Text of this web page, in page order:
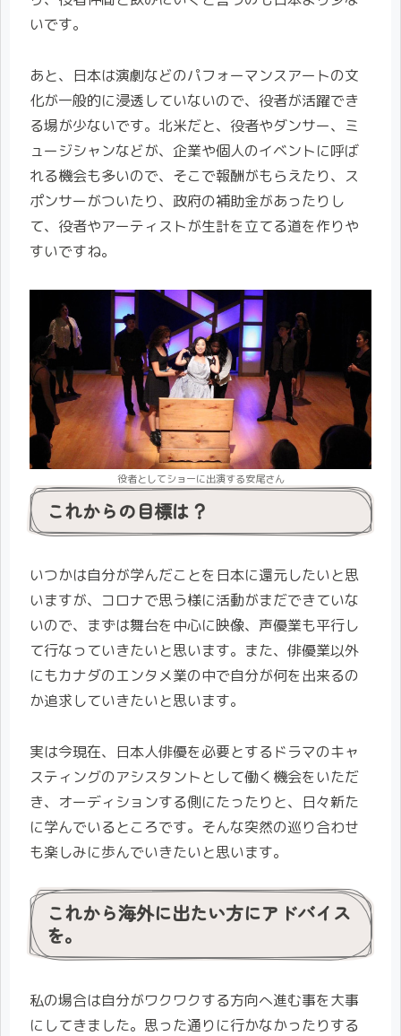
いです。
あと、日本は演劇などのパフォーマンスアートの文
化が一般的に浸透していないので、役者が活躍でき
る場が少ないです。北米だと、役者やダンサー、ミ
ュージシャンなどが、企業や個人のイベントに呼ば
れる機会も多いので、そこで報酬がもらえたり、ス
ポンサーがついたり、政府の補助金があったりし
て、役者やアーティストが生計を立てる道を作りや
すいですね。
役者としてショーに出演する安尾さん
これからの目標は？
いつかは自分が学んだことを日本に還元したいと思
いますが、コロナで思う様に活動がまだできていな
いので、まずは舞台を中心に映像、声優業も平行し
て行なっていきたいと思います。また、俳優業以外
にもカナダのエンタメ業の中で自分が何を出来るの
か追求していきたいと思います。
実は今現在、日本人俳優を必要とするドラマのキャ
スティングのアシスタントとして働く機会をいただ
き、オーディションする側にたったりと、日々新た
に学んでいるところです。そんな突然の巡り合わせ
も楽しみに歩んでいきたいと思います。
これから海外に出たい方にアドバイス
を。
私の場合は自分がワクワクする方向へ進む事を大事
にしてきました。思った通りに行かなかったりする